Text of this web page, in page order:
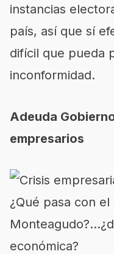
instancias
país, así que sí
difícil que pueda
inconformidad.
Adeuda
empresarios
¿Qué pasa con
económica?